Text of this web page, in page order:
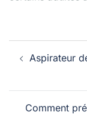
d’article
Aspirateur
Comment